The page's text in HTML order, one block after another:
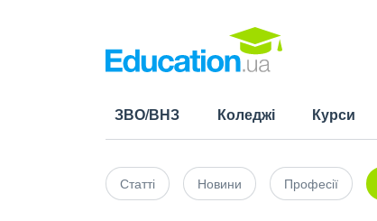
ЗВО/ВНЗ Коледжі Курси
Статті Новини Професії